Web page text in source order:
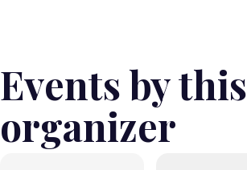
Events by this
organizer